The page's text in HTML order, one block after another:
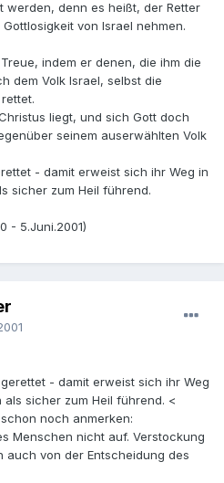
werden, denn es heißt, der Retter
von Israel nehmen.
indem er denen, die ihm die
dem Volk Israel, selbst die
liegt, und sich Gott doch
seinem auserwählten Volk
- damit erweist sich ihr Weg in
sicher zum Heil führend.
- 5.Juni.2001)
- damit erweist sich ihr Weg
sicher zum Heil führend. <
noch anmerken:
Menschen nicht auf. Verstockung
von der Entscheidung des